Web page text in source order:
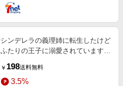
シンデレラの義理姉に転生したけど
ふたりの王子に溺愛されています
￥ 198送料無料
3.5%